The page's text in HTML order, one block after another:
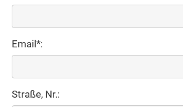
Email*:
Straße, Nr.: